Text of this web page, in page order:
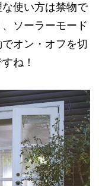
使い方は禁物で
ソーラーモード
オン・オフを切
ね！